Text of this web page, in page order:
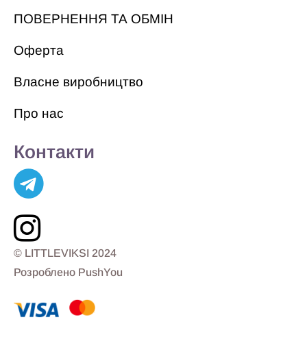
ПОВЕРНЕННЯ ТА ОБМІН
Оферта
Власне виробництво
Про нас
Контакти
© LITTLEVIKSI 2024
Розроблено PushYou